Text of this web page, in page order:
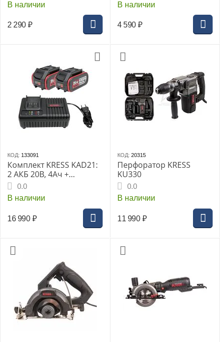
В наличии
2 290 ₽
В наличии
4 590 ₽
КОД: 133091
Комплект KRESS KAD21:
2 АКБ 20В, 4Ач +
зарядное устр. 6А
0.0
В наличии
16 990 ₽
КОД: 20315
Перфоратор KRESS
KU330
0.0
В наличии
11 990 ₽